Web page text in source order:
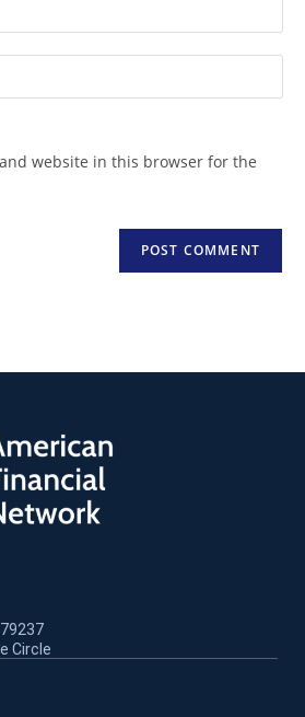
website in this browser for the
Circle